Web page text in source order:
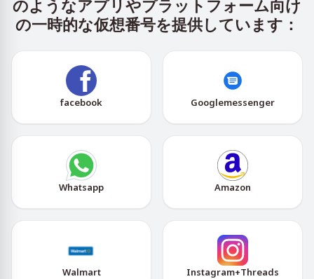
のようなアプリやプラットフォーム向け
の一時的な仮想番号を提供しています：
facebook Googlemessenger
Whatsapp Amazon
Walmart Instagram+Threads